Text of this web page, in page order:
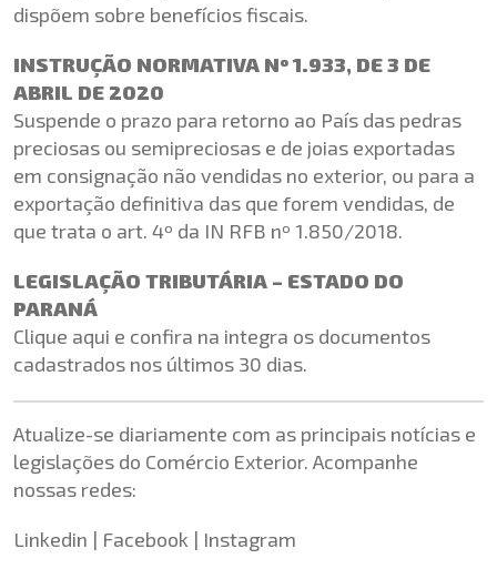
dispõem sobre benefícios fiscais.
INSTRUÇÃO NORMATIVA Nº 1.933, DE 3 DE
ABRIL DE 2020
Suspende o prazo para retorno ao País das pedras
preciosas ou semipreciosas e de joias exportadas
em consignação não vendidas no exterior, ou para a
exportação definitiva das que forem vendidas, de
que trata o art. 4º da IN RFB nº 1.850/2018.
LEGISLAÇÃO TRIBUTÁRIA – ESTADO DO
PARANÁ
Clique aqui e confira na integra os documentos
cadastrados nos últimos 30 dias.
Atualize-se diariamente com as principais notícias e
legislações do Comércio Exterior. Acompanhe
nossas redes:
Linkedin | Facebook | Instagram